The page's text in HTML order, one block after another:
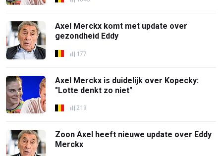
Axel Merckx komt met update over
gezondheid Eddy
177
Axel Merckx is duidelijk over Kopecky:
"Lotte denkt zo niet"
219
Zoon Axel heeft nieuwe update over Eddy
Merckx